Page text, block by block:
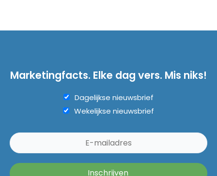
Marketingfacts. Elke dag vers. Mis niks!
Dagelijkse nieuwsbrief
Wekelijkse nieuwsbrief